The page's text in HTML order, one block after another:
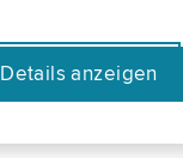
Details anzeigen